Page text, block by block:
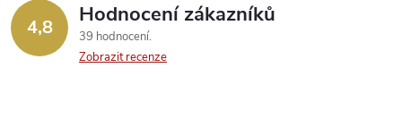
4,8 Hodnocení zákazníků
39 hodnocení
Zobrazit recenze